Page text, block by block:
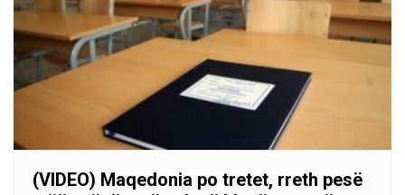
(VIDEO) Maqedonia po tretet, rreth pesë